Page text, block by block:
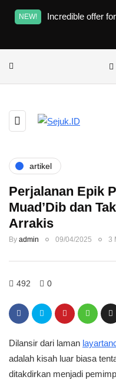
NEW! Incredible offer
artikel
Perjalanan Epik
Muad’Dib dan
Arrakis
By admin 09/04/2025 3
492 0
Dilansir dari laman
adalah kisah luar biasa
ditakdirkan menjadi